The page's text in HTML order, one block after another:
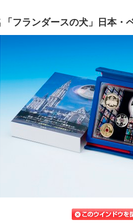
フランダースの犬」日本・